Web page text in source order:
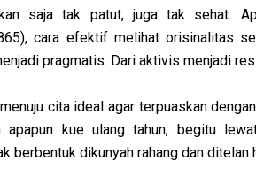
saja tak patut, juga tak sehat.
cara efektif melihat orisinalitas
pragmatis. Dari aktivis menjadi
cita ideal agar terpuaskan
apapun kue ulang tahun, begitu
berbentuk dikunyah rahang dan